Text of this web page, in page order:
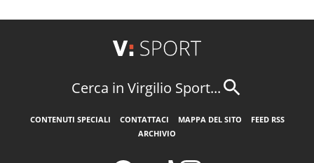
Cerca in Virgilio Sport...
CONTENUTI SPECIALI CONTATTACI MAPPA DEL SITO
FEED RSS
ARCHIVIO